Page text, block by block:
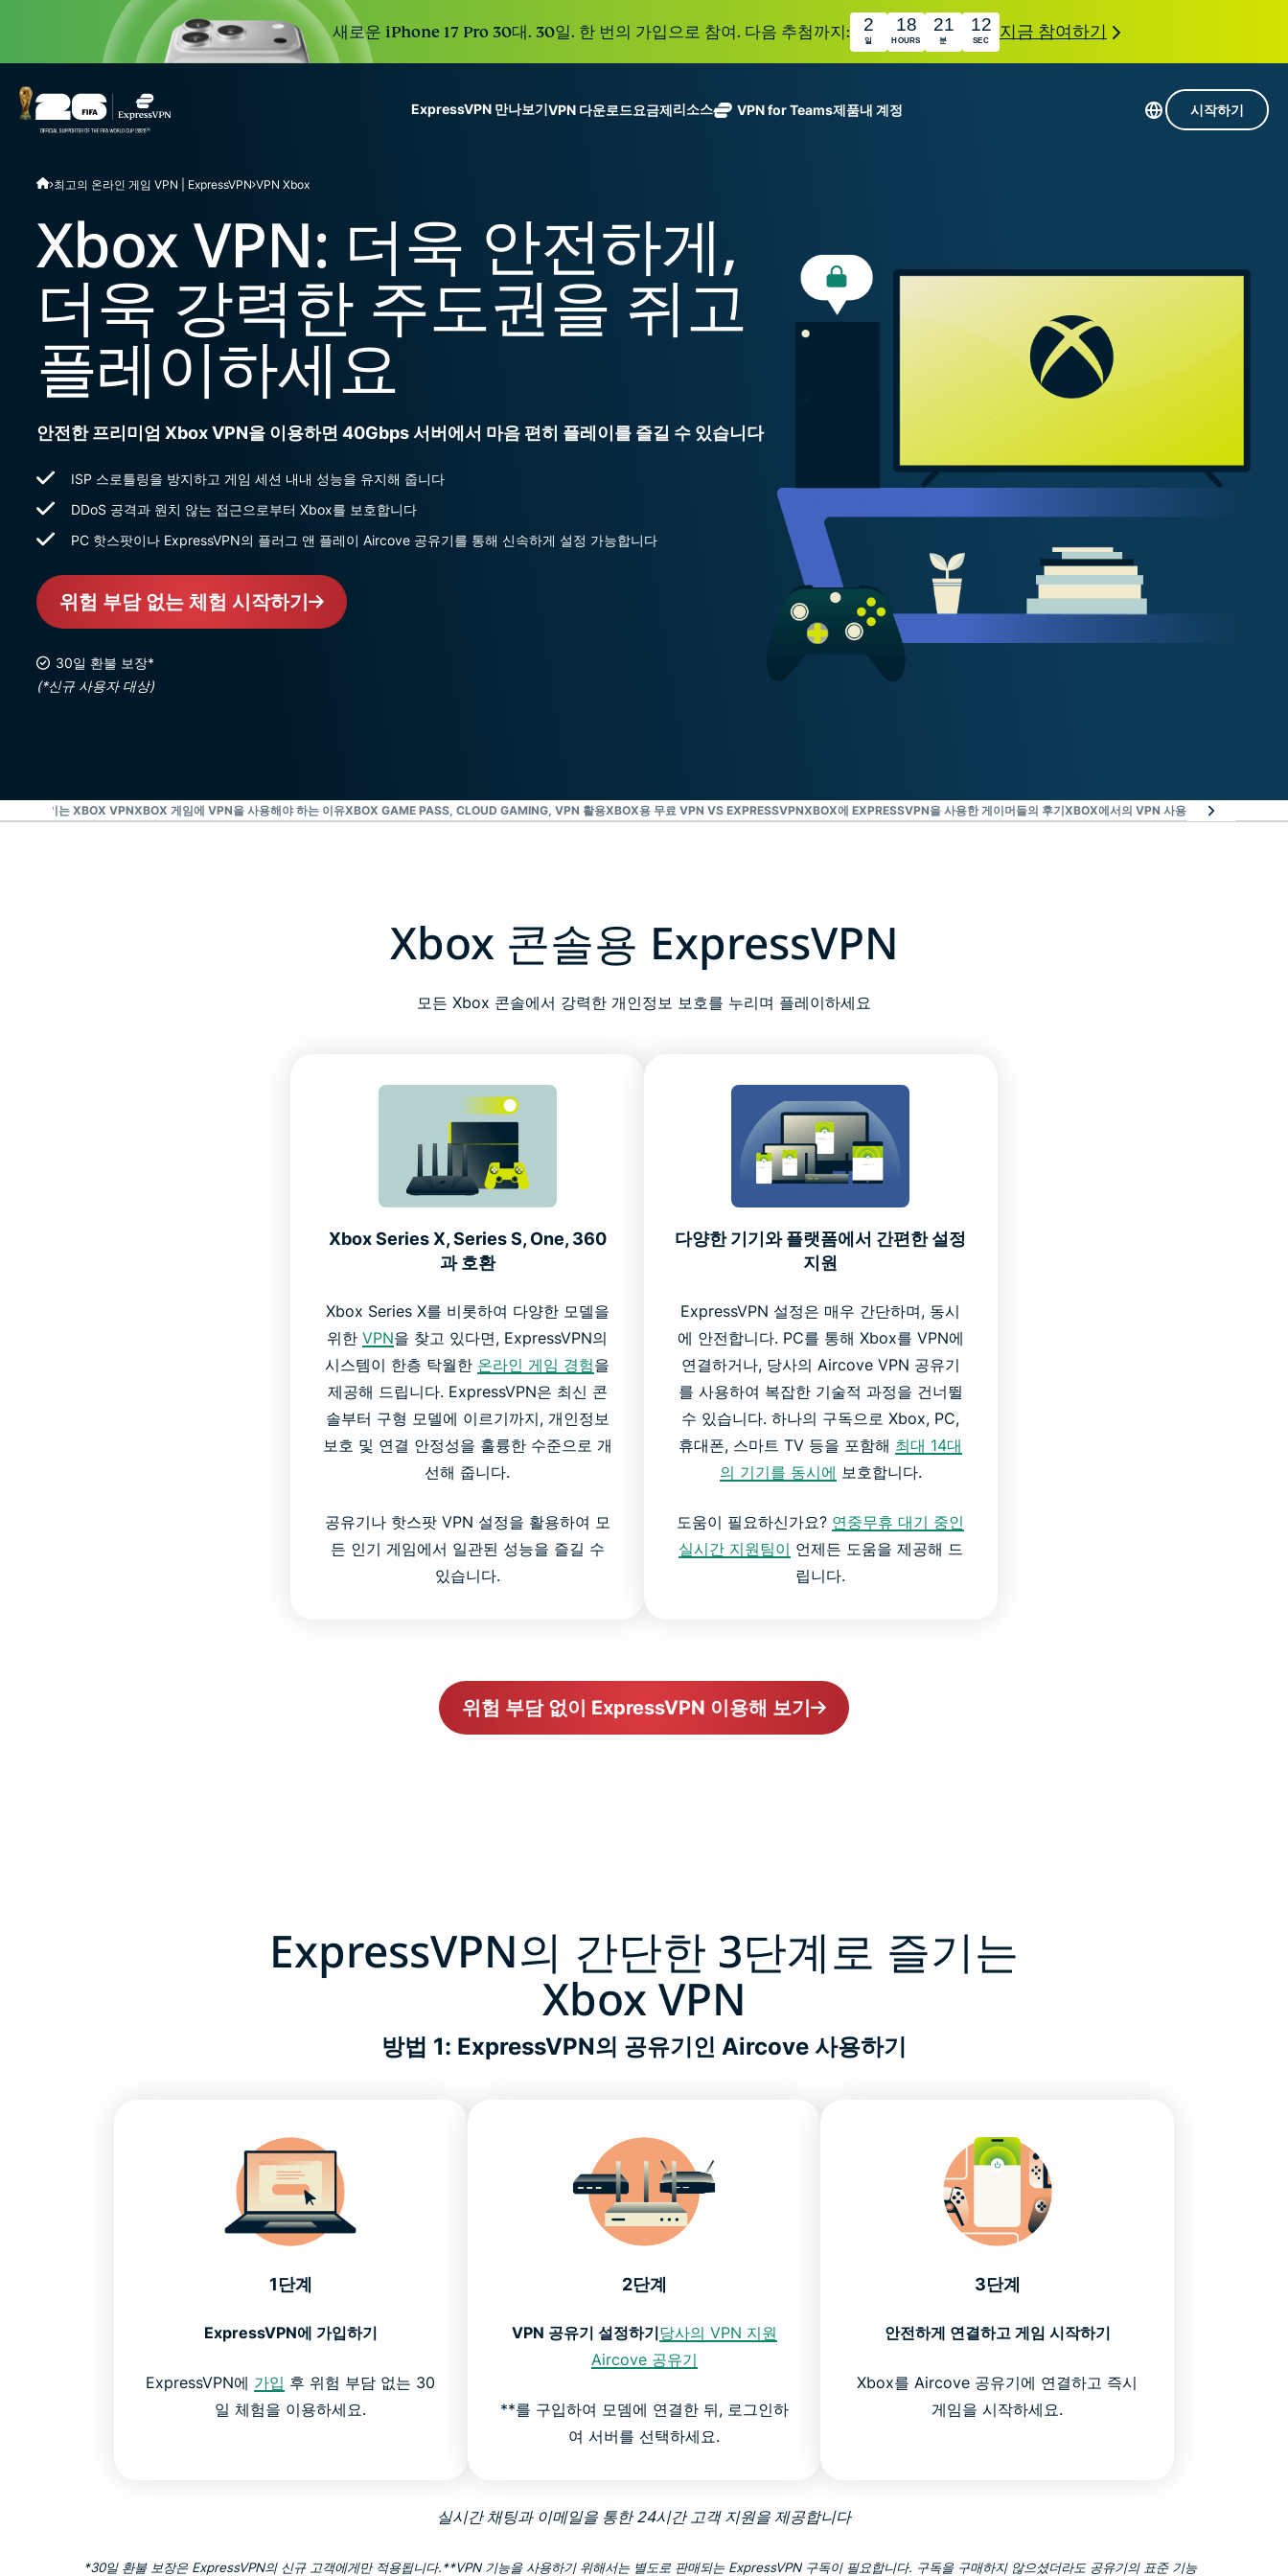
새로운 iPhone 17 Pro 30대. 30일. 한 번의 가입으로 참여. 다음 추첨까지: 2
일
18
HOURS
21
분
11
SEC 지금 참여하기
ExpressVPN 만나보기
안전하게 이용하는 온라인 서비스
모든 기능 살펴보기
ExpressVPN 소개
하나의 구독으로 종합적인 첨단 개인정보 보호 및 보안 도구를 이용해 보
세요. 완벽한 작동으로 더욱 탁월한 디지털 라이프를 선사합니다.
VPN 다운로드요금제리소스
VPN 암호화 정보
VPN for Teams제품
VPN protection for growing teams. Easy
scale.
의 초고속 VPN
입니다.
다.
ExpressKeys
안전한 비밀번
호 관리와 다중
ExpressAI
컨피덴셜 컴퓨
팅으로 구동되
어 프라이버시
Identity
도구 모음입니
150개 이상의
지역에서 사용
가능한 무료
eSIM.
macOS
system tools,
내 계정 시작하기
최고의 온라인 게임 VPN | ExpressVPN VPN Xbox
Xbox VPN: 더욱 안전하게,
더욱 강력한 주도권을 쥐고
플레이하세요
안전한 프리미엄 Xbox VPN을 이용하면 40Gbps 서버에서 마음 편히 플레이를 즐길 수 있습니다
ISP 스로틀링을 방지하고 게임 세션 내내 성능을 유지해 줍니다
DDoS 공격과 원치 않는 접근으로부터 Xbox를 보호합니다
PC 핫스팟이나 ExpressVPN의 플러그 앤 플레이 Aircove 공유기를 통해 신속하게 설정 가능합니다
위험 부담 없는 체험 시작하기
30일 환불 보장*
(*신규 사용자 대상)
계로 즐기는 XBOX VPNXBOX 게임에 VPN을 사용해야 하는 이유XBOX GAME PASS, CLOUD GAMING, VPN 활용XBOX용 무료 VPN VS EXPRESSVPNXBOX에 EXPRESSVPN을 사용한 게이머들의 후기XBOX에서의 VPN 사용 관련 자주 묻는 질
Xbox 콘솔용 ExpressVPN
모든 Xbox 콘솔에서 강력한 개인정보 보호를 누리며 플레이하세요
Xbox Series X, Series S, One, 360
과 호환
Xbox Series X를 비롯하여 다양한 모델을
위한VPN을 찾고 있다면, ExpressVPN의
시스템이 한층 탁월한 온라인 게임 경험을
제공해 드립니다. ExpressVPN은 최신 콘
솔부터 구형 모델에 이르기까지, 개인정보
보호 및 연결 안정성을 훌륭한 수준으로 개
선해 줍니다.
공유기나 핫스팟 VPN 설정을 활용하여 모
든 인기 게임에서 일관된 성능을 즐길 수
있습니다.
다양한 기기와 플랫폼에서 간편한 설정
지원
ExpressVPN 설정은 매우 간단하며, 동시
에 안전합니다. PC를 통해 Xbox를 VPN에
연결하거나, 당사의 Aircove VPN 공유기
를 사용하여 복잡한 기술적 과정을 건너뛸
수 있습니다. 하나의 구독으로 Xbox, PC,
휴대폰, 스마트 TV 등을 포함해 최대 14대
의 기기를 동시에 보호합니다.
도움이 필요하신가요? 연중무휴 대기 중인
실시간 지원팀이 언제든 도움을 제공해 드
립니다.
위험 부담 없이 ExpressVPN 이용해 보기
ExpressVPN의 간단한 3단계로 즐기는
Xbox VPN
방법 1: ExpressVPN의 공유기인 Aircove 사용하기
1단계
ExpressVPN에 가입하기
ExpressVPN에 가입 후 위험 부담 없는 30
일 체험을 이용하세요.
2단계
VPN 공유기 설정하기당사의 VPN 지원
Aircove 공유기
**를 구입하여 모뎀에 연결한 뒤, 로그인하
여 서버를 선택하세요.
3단계
안전하게 연결하고 게임 시작하기
Xbox를 Aircove 공유기에 연결하고 즉시
게임을 시작하세요.
실시간 채팅과 이메일을 통한 24시간 고객 지원을 제공합니다
*30일 환불 보장은 ExpressVPN의 신규 고객에게만 적용됩니다.**VPN 기능을 사용하기 위해서는 별도로 판매되는 ExpressVPN 구독이 필요합니다. 구독을 구매하지 않으셨더라도 공유기의 표준 기능